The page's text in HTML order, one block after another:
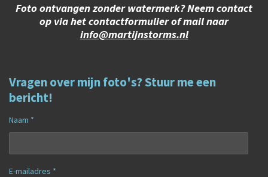
Foto ontvangen zonder watermerk? Neem contact
op via het contactformulier of mail naar
info@martijnstorms.nl
Vragen over mijn foto's? Stuur me een
bericht!
Naam *
E-mailadres *